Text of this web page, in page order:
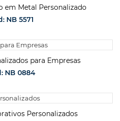
em Metal Personalizado
NB 5571
ORÇAMENTO
para Empresas
NB 0884
ORÇAMENTO
Personalizados